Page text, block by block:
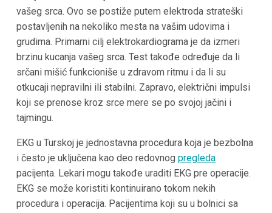
vašeg srca. Ovo se postiže putem elektroda strateški
postavljenih na nekoliko mesta na vašim udovima i
grudima. Primarni cilj elektrokardiograma je da izmeri
brzinu kucanja vašeg srca. Test takođe određuje da li
srčani mišić funkcioniše u zdravom ritmu i da li su
otkucaji nepravilni ili stabilni. Zapravo, električni impulsi
koji se prenose kroz srce mere se po svojoj jačini i
tajmingu.
EKG u Turskoj je jednostavna procedura koja je bezbolna
i često je uključena kao deo redovnog pregleda
pacijenta. Lekari mogu takođe uraditi EKG pre operacije.
EKG se može koristiti kontinuirano tokom nekih
procedura i operacija. Pacijentima koji su u bolnici sa